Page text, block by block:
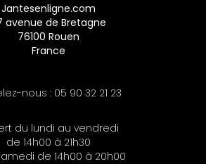
Jantesenligne.com
avenue de Bretagne
76100 Rouen
France
nous : 05 90 32 21 23
du lundi au vendredi
de 14h00 à 21h30
de 14h00 à 20h00